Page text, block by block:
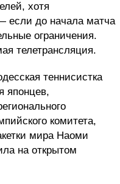
хотя
если до начала матча
ограничения.
телетрансляция.
теннисистка
японцев,
комитета,
мира Наоми
на открытом